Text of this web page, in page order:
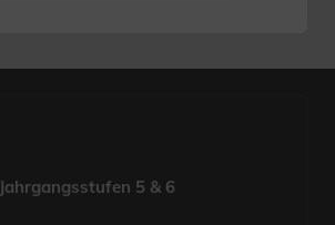
Jahrgangsstufen 5 & 6